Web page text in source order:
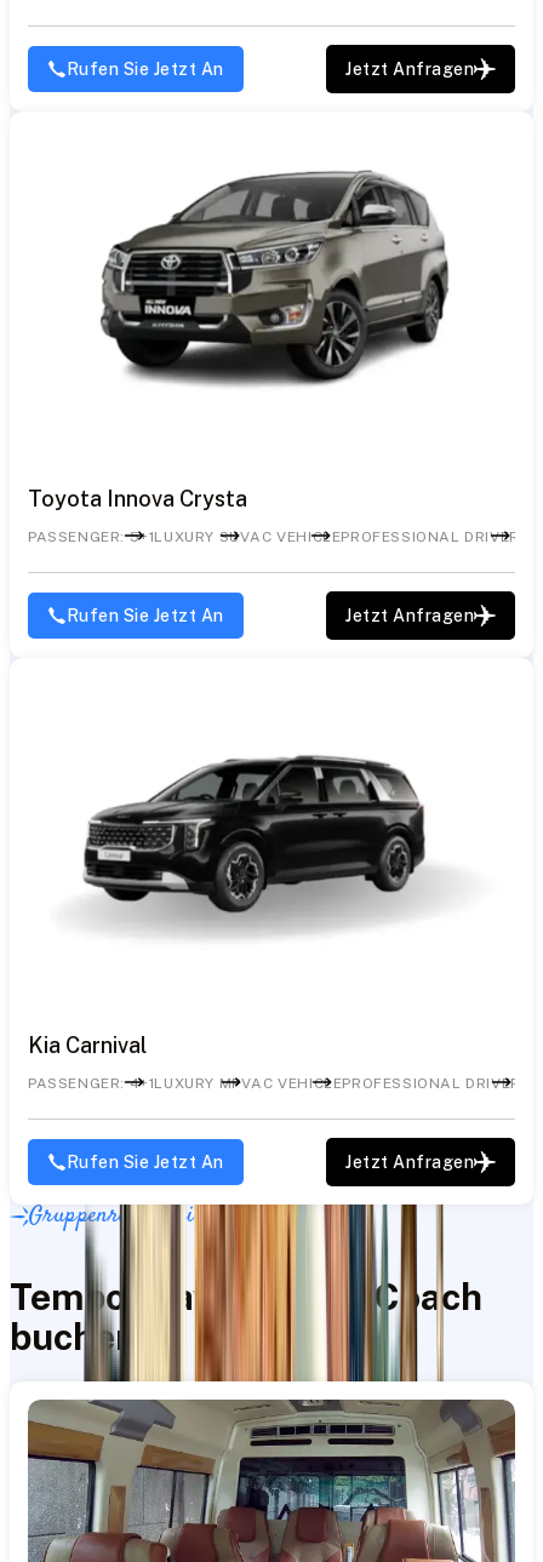
Rufen Sie Jetzt An Jetzt Anfragen
Toyota Innova Crysta
PASSENGER: 5+1LUXURY SUVAC VEHICLEPROFESSIONAL DRIVER
Rufen Sie Jetzt An Jetzt Anfragen
Kia Carnival
PASSENGER: 4+1LUXURY MPVAC VEHICLEPROFESSIONAL DRIVER
Rufen Sie Jetzt An Jetzt Anfragen
Gruppenreisen leicht gemacht
Tempo Traveller und Coach
buchen